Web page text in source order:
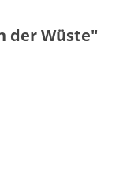
der Wüste"